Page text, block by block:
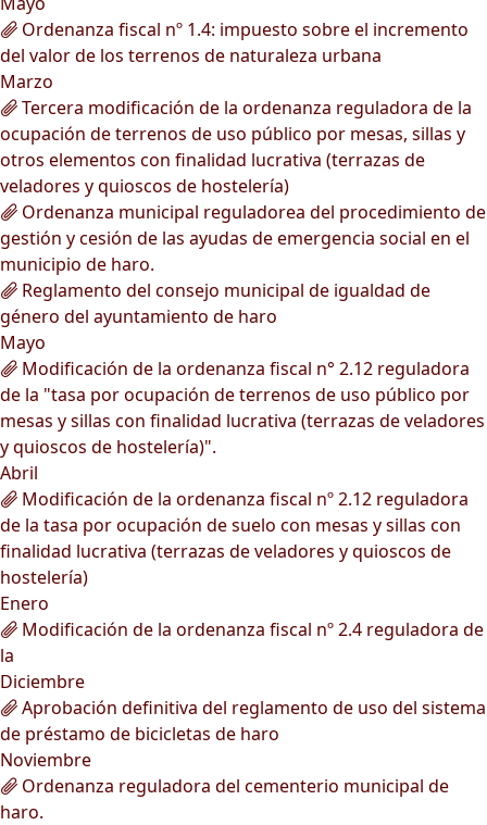
Ordenanza fiscal nº 1.4: impuesto sobre el incremento
del valor de los terrenos de naturaleza urbana
Marzo
Tercera modificación de la ordenanza reguladora de la
ocupación de terrenos de uso público por mesas, sillas y
otros elementos con finalidad lucrativa (terrazas de
veladores y quioscos de hostelería)
Ordenanza municipal reguladorea del procedimiento de
gestión y cesión de las ayudas de emergencia social en el
municipio de haro.
Reglamento del consejo municipal de igualdad de
género del ayuntamiento de haro
Mayo
Modificación de la ordenanza fiscal n° 2.12 reguladora
de la "tasa por ocupación de terrenos de uso público por
mesas y sillas con finalidad lucrativa (terrazas de veladores
y quioscos de hostelería)".
Abril
Modificación de la ordenanza fiscal nº 2.12 reguladora
de la tasa por ocupación de suelo con mesas y sillas con
finalidad lucrativa (terrazas de veladores y quioscos de
hostelería)
Enero
Modificación de la ordenanza fiscal nº 2.4 reguladora de
la
Diciembre
Aprobación definitiva del reglamento de uso del sistema
de préstamo de bicicletas de haro
Noviembre
Ordenanza reguladora del cementerio municipal de
haro.